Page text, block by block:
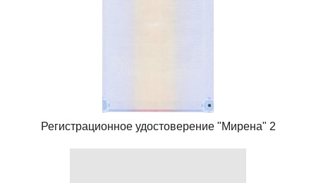
Регистрационное удостоверение "Мирена" 2